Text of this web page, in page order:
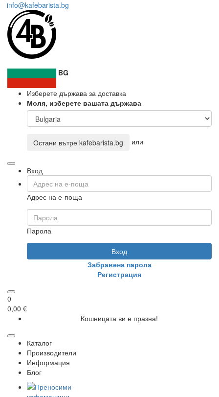
info@kafebarista.bg
BG
Изберете държава за доставка
Моля, изберете вашата държава
Остани вътре kafebarista.bg или
Вход
Адрес на е-поща
Парола
Вход
Забравена парола
Регистрация
0
0,00 €
Кошницата ви е празна!
Каталог
Производители
Информация
Блог